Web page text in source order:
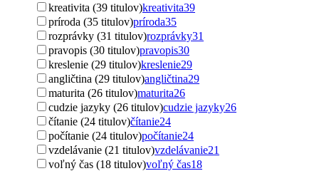
kreativita (39 titulov)kreativita39
príroda (35 titulov)príroda35
rozprávky (31 titulov)rozprávky31
pravopis (30 titulov)pravopis30
kreslenie (29 titulov)kreslenie29
angličtina (29 titulov)angličtina29
maturita (26 titulov)maturita26
cudzie jazyky (26 titulov)cudzie jazyky26
čítanie (24 titulov)čítanie24
počítanie (24 titulov)počítanie24
vzdelávanie (21 titulov)vzdelávanie21
voľný čas (18 titulov)voľný čas18